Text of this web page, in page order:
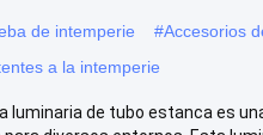
de intemperie #Accesorios
a la intemperie
luminaria de tubo estanca es